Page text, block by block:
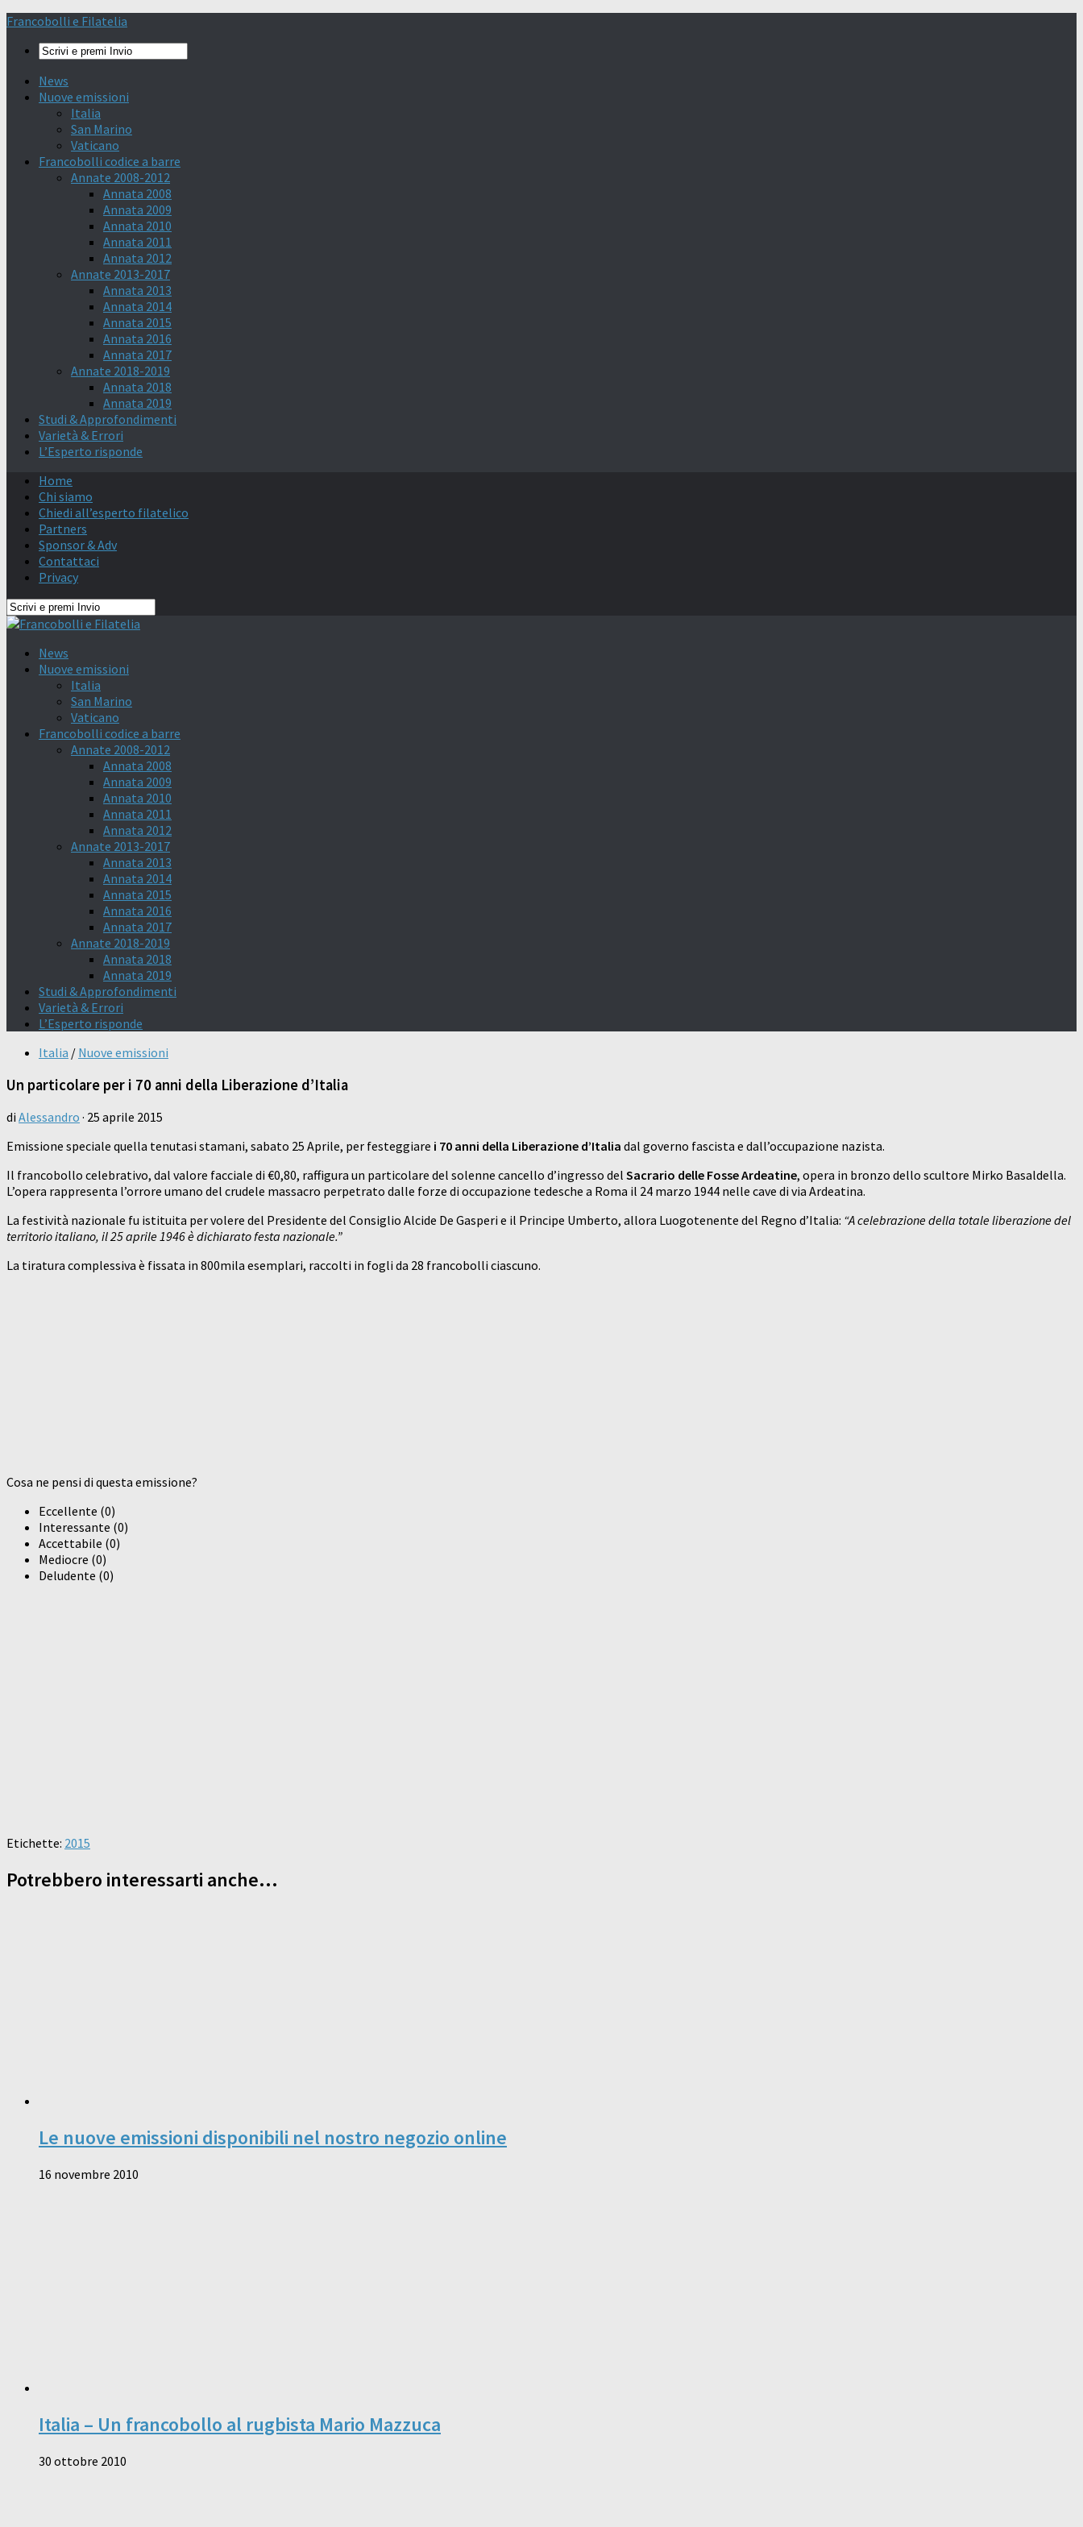
Francobolli e Filatelia
News
Nuove emissioni
Italia
San Marino
Vaticano
Francobolli codice a barre
Annate 2008-2012
Annata 2008
Annata 2009
Annata 2010
Annata 2011
Annata 2012
Annate 2013-2017
Annata 2013
Annata 2014
Annata 2015
Annata 2016
Annata 2017
Annate 2018-2019
Annata 2018
Annata 2019
Studi & Approfondimenti
Varietà & Errori
L’Esperto risponde
Home
Chi siamo
Chiedi all’esperto filatelico
Partners
Sponsor & Adv
Contattaci
Privacy
News
Nuove emissioni
Italia
San Marino
Vaticano
Francobolli codice a barre
Annate 2008-2012
Annata 2008
Annata 2009
Annata 2010
Annata 2011
Annata 2012
Annate 2013-2017
Annata 2013
Annata 2014
Annata 2015
Annata 2016
Annata 2017
Annate 2018-2019
Annata 2018
Annata 2019
Studi & Approfondimenti
Varietà & Errori
L’Esperto risponde
Italia / Nuove emissioni
Un particolare per i 70 anni della Liberazione d’Italia
di Alessandro · 25 aprile 2015
Emissione speciale quella tenutasi stamani, sabato 25 Aprile, per festeggiare i 70 anni della Liberazione d’Italia dal governo fascista e dall’occupazione nazista.
Il francobollo celebrativo, dal valore facciale di €0,80, raffigura un particolare del solenne cancello d’ingresso del Sacrario delle Fosse Ardeatine, opera in bronzo dello scultore Mirko Basaldella.
L’opera rappresenta l’orrore umano del crudele massacro perpetrato dalle forze di occupazione tedesche a Roma il 24 marzo 1944 nelle cave di via Ardeatina.
La festività nazionale fu istituita per volere del Presidente del Consiglio Alcide De Gasperi e il Principe Umberto, allora Luogotenente del Regno d’Italia: “A celebrazione della totale liberazione del
territorio italiano, il 25 aprile 1946 è dichiarato festa nazionale.”
La tiratura complessiva è fissata in 800mila esemplari, raccolti in fogli da 28 francobolli ciascuno.
Cosa ne pensi di questa emissione?
Eccellente (0)
Interessante (0)
Accettabile (0)
Mediocre (0)
Deludente (0)
Etichette: 2015
Potrebbero interessarti anche...
Le nuove emissioni disponibili nel nostro negozio online
16 novembre 2010
Italia – Un francobollo al rugbista Mario Mazzuca
30 ottobre 2010